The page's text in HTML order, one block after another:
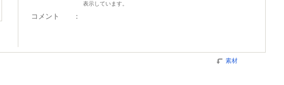
表示しています。
コメント ：
素材